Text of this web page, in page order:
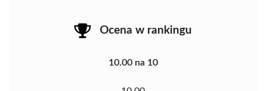
Ocena w rankingu
10.00 na 10